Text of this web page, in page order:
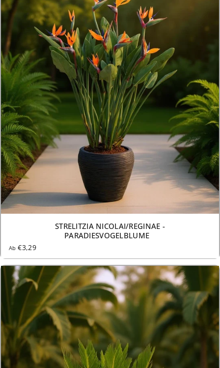
9 GRÖSSEN AB €3,29
STRELITZIA NICOLAI/REGINAE -
PARADIESVOGELBLUME
Ab €3,29